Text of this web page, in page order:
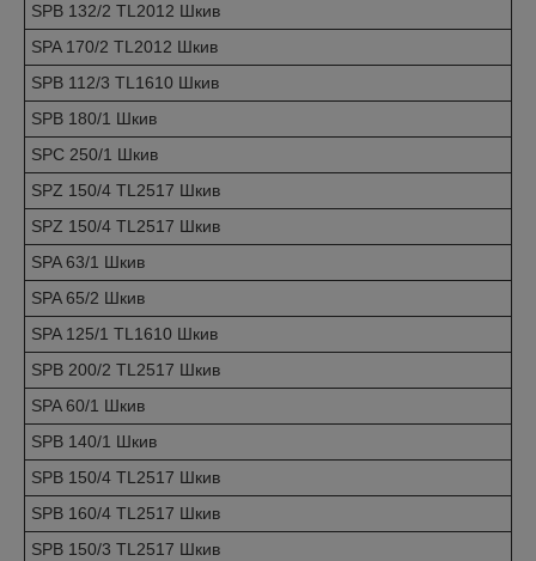
SPB 132/2 TL2012 Шкив
SPA 170/2 TL2012 Шкив
SPB 112/3 TL1610 Шкив
SPB 180/1 Шкив
SPC 250/1 Шкив
SPZ 150/4 TL2517 Шкив
SPZ 150/4 TL2517 Шкив
SPA 63/1 Шкив
SPA 65/2 Шкив
SPA 125/1 TL1610 Шкив
SPB 200/2 TL2517 Шкив
SPA 60/1 Шкив
SPB 140/1 Шкив
SPB 150/4 TL2517 Шкив
SPB 160/4 TL2517 Шкив
SPB 150/3 TL2517 Шкив